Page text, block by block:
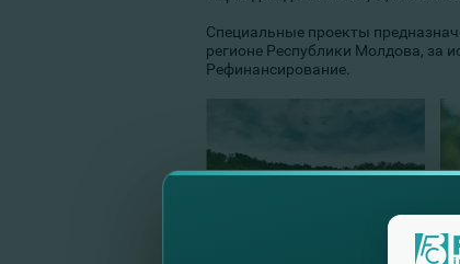
Специальные проекты
регионе Республики Молдова, за
Рефинансирование.